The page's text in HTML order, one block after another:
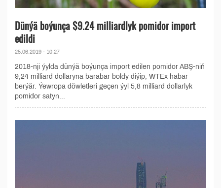
Dünýä boýunça $9.24 milliardlyk pomidor import
edildi
25.06.2019 - 10:27
2018-nji ýylda dünýä boýunça import edilen pomidor ABŞ-niň
9,24 milliard dollaryna barabar boldy diýip, WTEx habar
berýär. Ýewropa döwletleri geçen ýyl 5,8 milliard dollarlyk
pomidor satyn...